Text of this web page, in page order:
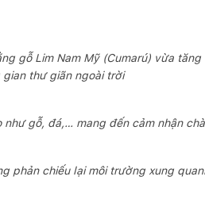
gỗ Lim Nam Mỹ (Cumarú) vừa
thư giãn ngoài trời
gỗ, đá,… mang đến cảm nhận
phản chiếu lại môi trường xung